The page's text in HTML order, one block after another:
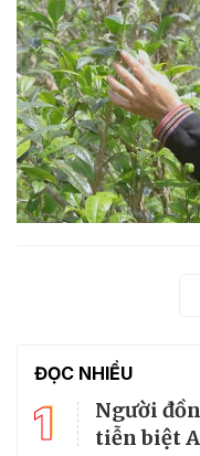
ĐỌC NHIỀU
1
Người
tiễn biệt